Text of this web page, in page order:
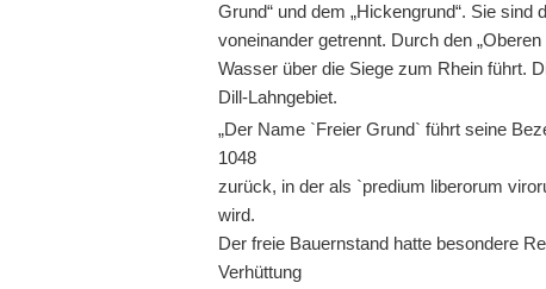
Grund“ und dem „Hickengrund“. Sie sind
voneinander getrennt. Durch den
Wasser über die Siege zum Rhein führt.
Dill-Lahngebiet.
„Der Name `Freier Grund` führt seine
1048
zurück, in der als `predium liberorum
wird.
Der freie Bauernstand hatte besondere
Verhüttung